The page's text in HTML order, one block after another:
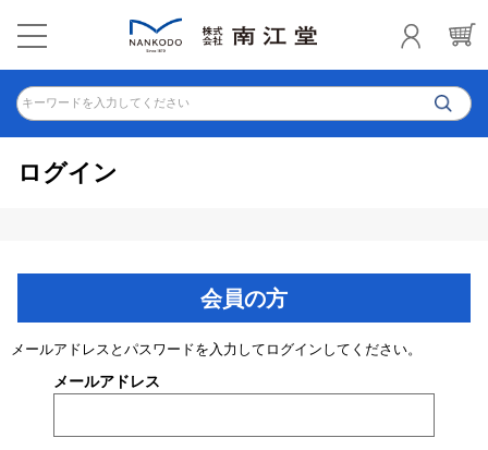
キーワードを入力してください
ログイン
会員の方
メールアドレスとパスワードを入力してログインしてください。
メールアドレス